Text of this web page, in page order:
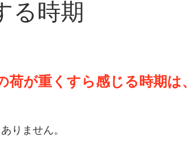
る時期
荷が重くすら感じる時期は、
りません。